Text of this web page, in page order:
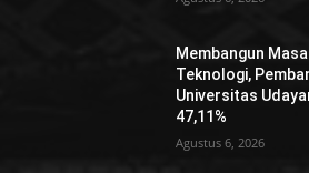
Membangun
Teknologi,
Universitas
47,11%
Agustus 6, 2026